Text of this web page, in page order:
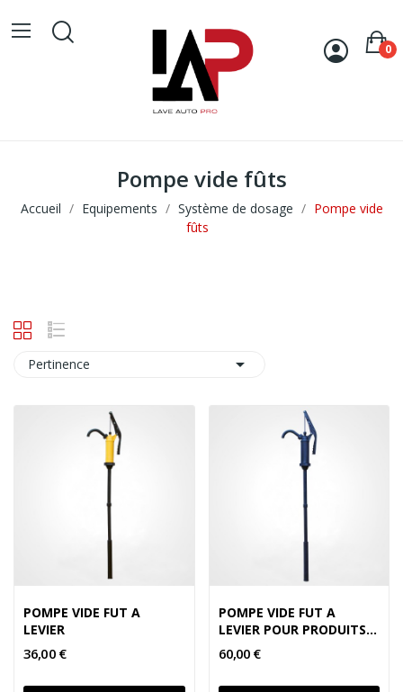
0
Pompe vide fûts
Accueil Equipements Système de dosage
Pompe vide
fûts
Pertinence 
POMPE VIDE FUT A
LEVIER
36,00 €
POMPE VIDE FUT A
LEVIER POUR PRODUITS
AGRESSIFS
60,00 €